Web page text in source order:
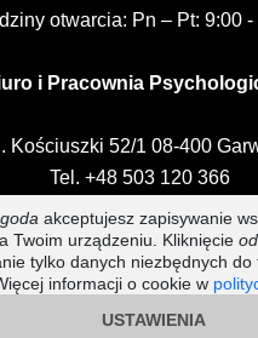
otwarcia: Pn – Pt: 9:00 -
i Pracownia
Kościuszki 52/1 08-400
Tel. +48 503 120 366
e-mail:
biurooskmarcin@wp.pl
otwarcia: Pn – Pt: 8:00 -
Sb – 9:00 - 13:00
akceptujesz zapisywanie
Twoim urządzeniu. Kliknięcie
tylko danych niezbędnych do
informacji o cookie w
USTAWIENIA